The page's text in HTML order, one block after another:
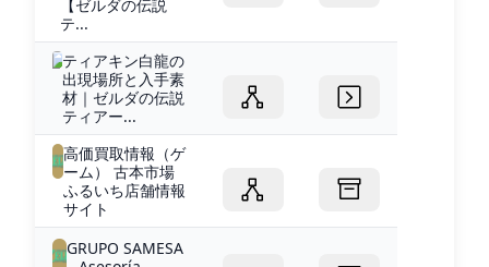
【ゼルダの伝説
テ...
ティアキン白龍の
出現場所と入手素
材｜ゼルダの伝説
ティアー...
高価買取情報（ゲ
ーム） 古本市場
ふるいち店舗情報
サイト
GRUPO SAMESA